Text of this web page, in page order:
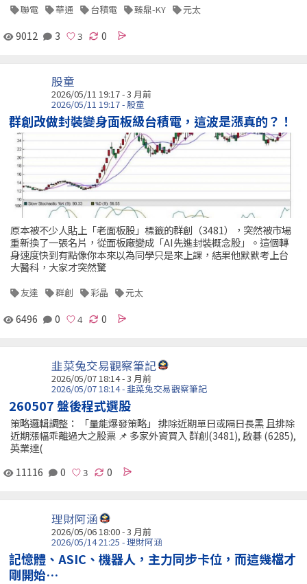
聯電 華通 台積電 臻鼎-KY 元太
9012 3 0
股童
2026/05/11 19:17 - 3 月前
2026/05/11 19:17 - 股童
群創改做封裝變身面板級台積電，這波是漲真的？！
原本被不少人貼上「老面板股」標籤的群創（3481），突然被市場
重新換了一張名片，從面板廠變成「AI先進封裝概念股」。這個轉
身速度快到有點像你本來以為同學只是來上課，結果他默默考上台
大醫科，大家才突然驚
友達 群創 彩晶 元太
6496 0 0
韭菜兔交易觀察筆記
2026/05/07 18:14 - 3 月前
2026/05/07 18:14 - 韭菜兔交易觀察筆記
260507 盤後程式選股
策略邏輯調整： 「量能爆發策略」 排除近期單日或隔日長黑 且排除
近期漲幅乖離過大之股票 📌 多家外資買入 群創(3481), 啟碁 (6285),
英業達(
11116
0 0
理財阿涵
2026/05/06 18:00 - 3 月前
2026/05/14 21:25 - 理財阿涵
記憶體、ASIC、機器人，主力同步卡位，而這幾檔才
剛開始…